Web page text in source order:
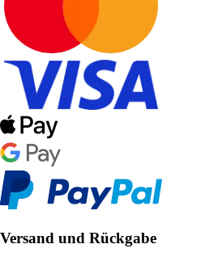
Versand und Rückgabe